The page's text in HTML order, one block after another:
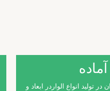
تولید انواع الواردر ابعاد و